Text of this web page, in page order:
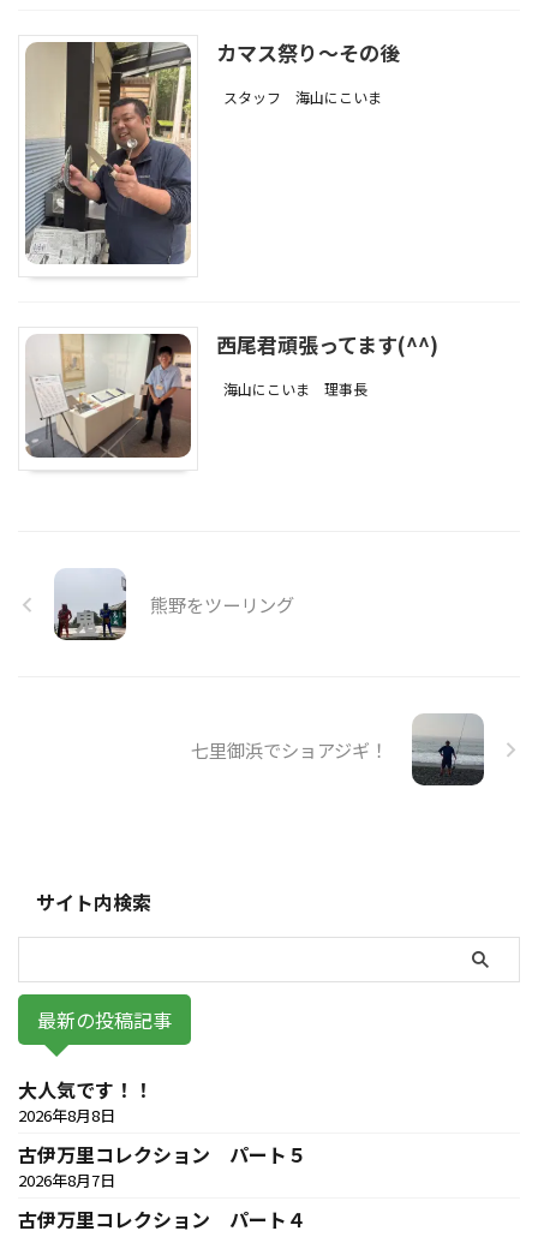
カマス祭り～その後
スタッフ 海山にこいま
西尾君頑張ってます(^^)
海山にこいま 理事長
熊野をツーリング
七里御浜でショアジギ！
サイト内検索
最新の投稿記事
大人気です！！
2026年8月8日
古伊万里コレクション パート５
2026年8月7日
古伊万里コレクション パート４